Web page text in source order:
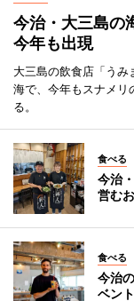
今治・大三島の
今年も出現
大三島の飲食店「う
海で、今年もスナメリ
る。
食べる
今治
営む
食べる
今治
ベン